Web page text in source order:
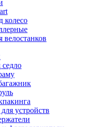
колесо
велостанков
устройств